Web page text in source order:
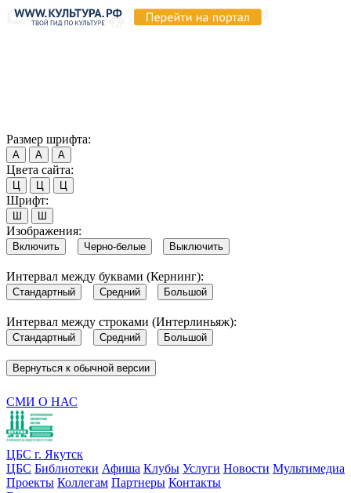
Размер шрифта:
А А А
Цвета сайта:
Ц Ц Ц
Шрифт:
Ш Ш
Изображения:
Включить Черно-белые Выключить
Интервал между буквами (Кернинг):
Стандартный Средний Большой
Интервал между строками (Интерлиньяж):
Стандартный Средний Большой
Вернуться к обычной версии
СМИ О НАС
ЦБС г. Якутск
ЦБС Библиотеки Афиша Клубы Услуги Новости Мультимедиа
Проекты Коллегам Партнеры Контакты